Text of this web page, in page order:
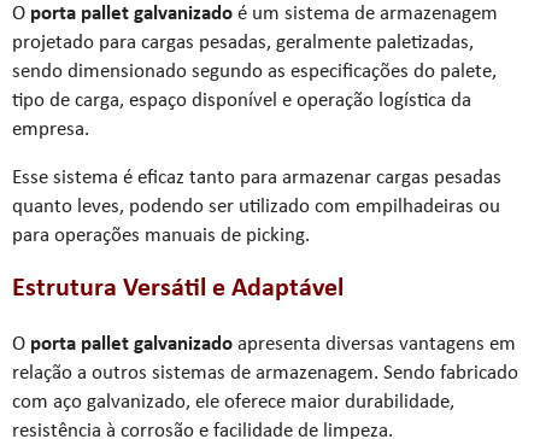
O porta pallet galvanizado é um sistema de armazenagem
projetado para cargas pesadas, geralmente paletizadas,
sendo dimensionado segundo as especificações do palete,
tipo de carga, espaço disponível e operação logística da
empresa.
Esse sistema é eficaz tanto para armazenar cargas pesadas
quanto leves, podendo ser utilizado com empilhadeiras ou
para operações manuais de picking.
Estrutura Versátil e Adaptável
O porta pallet galvanizado apresenta diversas vantagens em
relação a outros sistemas de armazenagem. Sendo fabricado
com aço galvanizado, ele oferece maior durabilidade,
resistência à corrosão e facilidade de limpeza.